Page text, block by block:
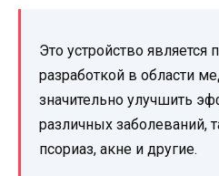
Это устройство
разработкой в области
значительно улучшить
различных заболеваний,
псориаз, акне и другие.